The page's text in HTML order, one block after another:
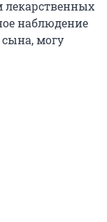
наблюдение
сына, могу